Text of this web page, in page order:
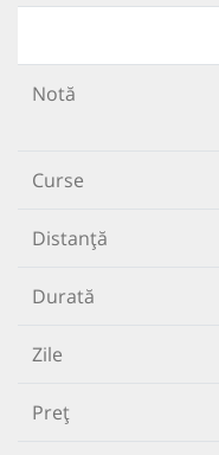
Notă
Curse
Distanță
Durată
Zile
Preț